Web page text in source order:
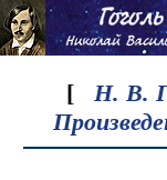
[ Н. В.